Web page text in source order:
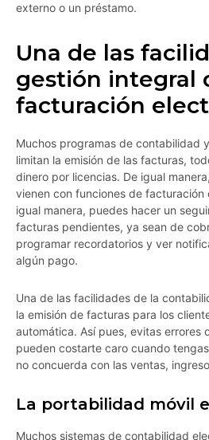
externo o un préstamo.
Una de las
gestión integral
facturación
Muchos programas de contabilidad
limitan la emisión de las facturas,
dinero por licencias. De igual
vienen con funciones de facturación
igual manera, puedes hacer un
facturas pendientes, ya sean de
programar recordatorios y ver
algún pago.
Una de las facilidades de la
la emisión de facturas para los
automática. Así pues, evitas errores
pueden costarte caro cuando
no concuerda con las ventas,
La portabilidad móvil
Muchos sistemas de contabilidad